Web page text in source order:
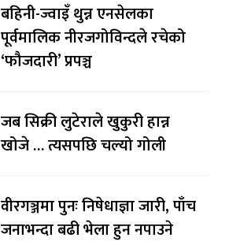
बहिनी-ज्वाइँ थुन्न एनसेलका
पूर्वमालिक नीरजगोविन्दले रचेको
‘फौजदारी’ प्रपञ्च
जब सिक्री लुटेराले खुकुरी हान्न
खोजे … त्यसपछि चल्यो गोली
वीरगञ्जमा पुनः निषेधाज्ञा जारी, पाँच
जनाभन्दा बढी भेला हुन नपाउने